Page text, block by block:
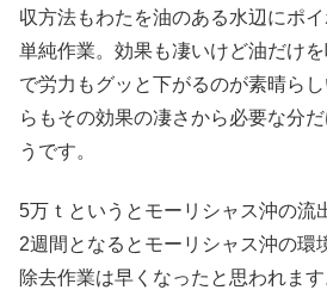
収方法もわたを油のある水辺にポ
単純作業。効果も凄いけど油だけ
で労力もグッと下がるのが素晴ら
らもその効果の凄さから必要な分
うです。
5万ｔというとモーリシャス沖の流
2週間となるとモーリシャス沖の環
除去作業は早くなったと思われま